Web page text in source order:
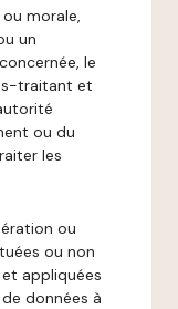
morale,
un
le
traitant et
ou du
les
ou
ou non
appliquées
données à